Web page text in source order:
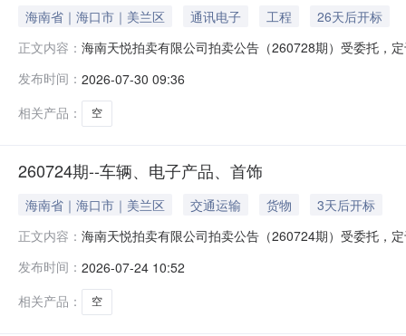
海南省｜海口市｜美兰区 通讯电子 工程
26天后开标
正文内容： 海南天悦拍卖有限公司拍卖公告（260728期）受委托，
滨六路9号阳光金典地下室-1层243号车位。竞买人须登
发布时间： 2026-07-30 09:36
相关产品：
空
260724期--车辆、电子产品、首饰
海南省｜海口市｜美兰区 交通运输 货物
3天后开标
正文内容： 海南天悦拍卖有限公司拍卖公告（260724期）受委托，
要求详见阿里拍卖平台《拍卖公告》《竞买须知》。电
发布时间： 2026-07-24 10:52
相关产品：
空